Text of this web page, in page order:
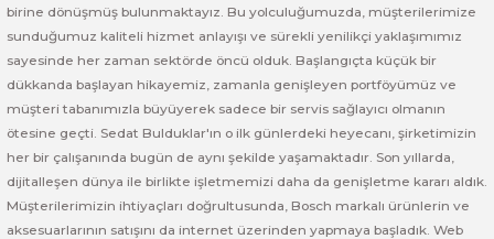
Bosch GSB 18-2-LI
Bosch GSB 18-2-LI Plus
Bosch GSB 180-LI
Bosch GWS 9-115 New
Bosch GWS 9-115 P
Bosch GWS 9-115 S
birine dönüşmüş bulunmaktayız. Bu yolculuğumuzda, müşterilerimize
sunduğumuz kaliteli hizmet anlayışı ve sürekli yenilikçi yaklaşımımız
sayesinde her zaman sektörde öncü olduk. Başlangıçta küçük bir
dükkanda başlayan hikayemiz, zamanla genişleyen portföyümüz ve
müşteri tabanımızla büyüyerek sadece bir servis sağlayıcı olmanın
ötesine geçti. Sedat Bulduklar'ın o ilk günlerdeki heyecanı, şirketimizin
her bir çalışanında bugün de aynı şekilde yaşamaktadır. Son yıllarda,
dijitalleşen dünya ile birlikte işletmemizi daha da genişletme kararı aldık.
Müşterilerimizin ihtiyaçları doğrultusunda, Bosch markalı ürünlerin ve
aksesuarlarının satışını da internet üzerinden yapmaya başladık. Web